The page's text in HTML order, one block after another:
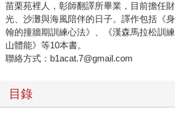
苗栗苑裡人，彰師翻譯所畢業，目前擔任
光、沙灘與海風陪伴的日子。譯作包括《
翰的撞牆期訓練心法》、《漢森馬拉松訓
山體能》等10本書。
聯絡方式：b1acat.7@gmail.com
目錄